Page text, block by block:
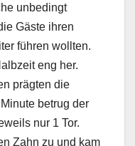
unbedingt
Gäste ihren
führen wollten.
eng her.
prägten die
betrug der
nur 1 Tor.
Zahn zu und kam